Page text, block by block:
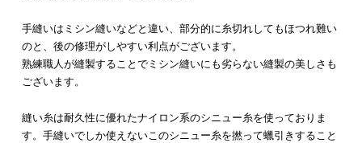
手縫いはミシン縫いなどと違い、部分的に糸切れしてもほつれ難い
のと、後の修理がしやすい利点がございます。
熟練職人が縫製することでミシン縫いにも劣らない縫製の美しさも
ございます。
縫い糸は耐久性に優れたナイロン系のシニュー糸を使っておりま
す。手縫いでしか使えないこのシニュー糸を撚って蠟引きすること